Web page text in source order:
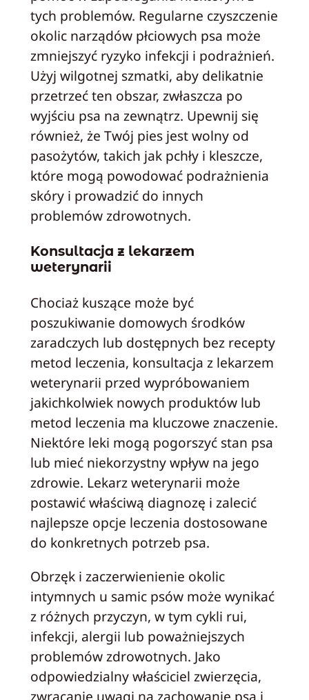
tych problemów. Regularne czyszczenie
okolic narządów płciowych psa może
zmniejszyć ryzyko infekcji i podrażnień.
Użyj wilgotnej szmatki, aby delikatnie
przetrzeć ten obszar, zwłaszcza po
wyjściu psa na zewnątrz. Upewnij się
również, że Twój pies jest wolny od
pasożytów, takich jak pchły i kleszcze,
które mogą powodować podrażnienia
skóry i prowadzić do innych
problemów zdrowotnych.
Konsultacja z lekarzem
weterynarii
Chociaż kuszące może być
poszukiwanie domowych środków
zaradczych lub dostępnych bez recepty
metod leczenia, konsultacja z lekarzem
weterynarii przed wypróbowaniem
jakichkolwiek nowych produktów lub
metod leczenia ma kluczowe znaczenie.
Niektóre leki mogą pogorszyć stan psa
lub mieć niekorzystny wpływ na jego
zdrowie. Lekarz weterynarii może
postawić właściwą diagnozę i zalecić
najlepsze opcje leczenia dostosowane
do konkretnych potrzeb psa.
Obrzęk i zaczerwienienie okolic
intymnych u samic psów może wynikać
z różnych przyczyn, w tym cykli rui,
infekcji, alergii lub poważniejszych
problemów zdrowotnych. Jako
odpowiedzialny właściciel zwierzęcia,
zwracanie uwagi na zachowanie psa i